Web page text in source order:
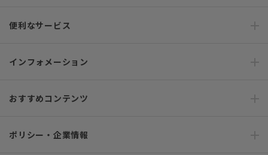
便利なサービス
インフォメーション
おすすめコンテンツ
ポリシー・企業情報